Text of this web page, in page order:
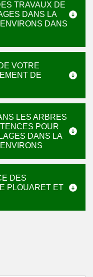
TRAVAUX DE
DANS LA
DANS
VOTRE
DE
LES ARBRES
POUR
DANS LA
DES
PLOUARET ET